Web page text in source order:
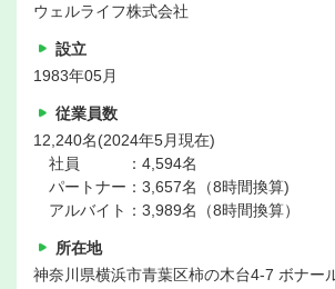
ウェルライフ株式会社
設立
1983年05月
従業員数
12,240名(2024年5月現在)
社員 ：4,594名
パートナー：3,657名（8時間換算)
アルバイト：3,989名（8時間換算）
所在地
神奈川県横浜市青葉区柿の木台4-7 ボナー